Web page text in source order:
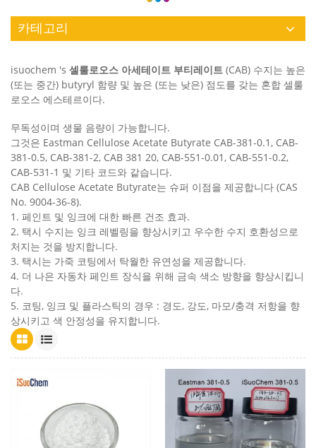
카테고리
isuochem 's 셀룰로오스 아세테이트 부티레이트 (CAB) 수지는 높은
(또는 중간) butyryl 함량 및 높은 (또는 낮은) 점도를 갖는 혼합 셀룰
로오스 에스테르이다.
무독성이며 생물 음량이 가능합니다.
그것은 Eastman Cellulose Acetate Butyrate CAB-381-0.1, CAB-
381-0.5, CAB-381-2, CAB 381 20, CAB-551-0.01, CAB-551-0.2,
CAB-531-1 및 기타 코드와 같습니다.
CAB Cellulose Acetate Butyrate는 슈퍼 이점을 제공합니다 (CAS
No. 9004-36-8).
1. 페인트 및 잉크에 대한 빠른 건조 효과.
2. 택시 수지는 잉크 레벨링을 향상시키고 우수한 수지 호환성으로
처지는 것을 방지합니다.
3. 택시는 가죽 코팅에서 탁월한 유연성을 제공합니다.
4. 더 나은 자동차 페인트 장식을 위해 금속 색소 방향을 향상시킵니
다.
5. 코팅, 잉크 및 플라스틱의 경우 : 경도, 강도, 마모/충격 저항을 향
상시키고 색 안정성을 유지합니다.